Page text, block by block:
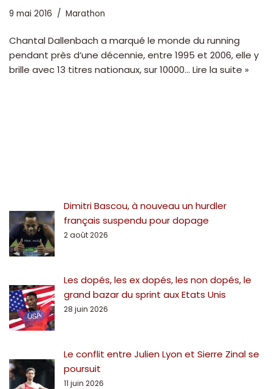
9 mai 2016 Marathon
Chantal Dallenbach a marqué le monde du running
pendant près d’une décennie, entre 1995 et 2006, elle y
brille avec 13 titres nationaux, sur 10000… Lire la suite »
Dimitri Bascou, à nouveau un hurdler
français suspendu pour dopage
2 août 2026
Les dopés, les ex dopés, les non dopés, le
grand bazar du sprint aux Etats Unis
28 juin 2026
Le conflit entre Julien Lyon et Sierre Zinal se
poursuit
11 juin 2026